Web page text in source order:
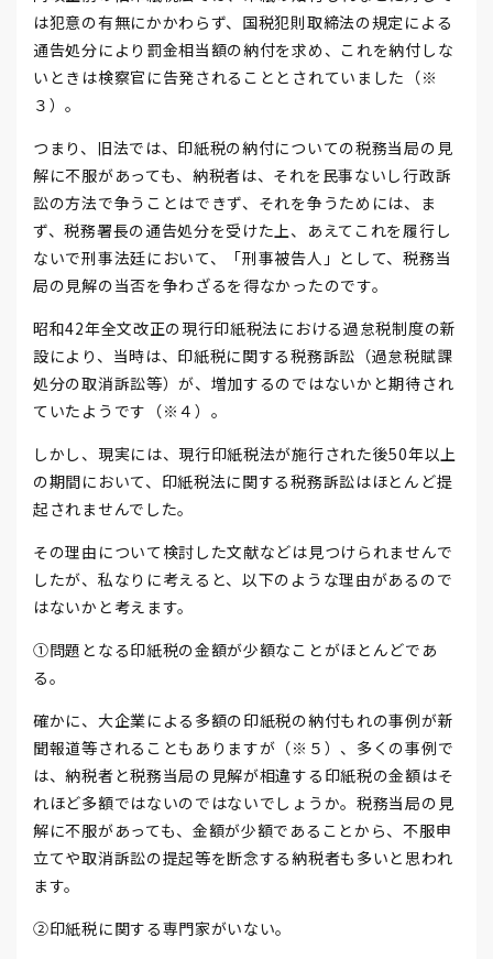
は犯意の有無にかかわらず、国税犯則取締法の規定による
通告処分により罰金相当額の納付を求め、これを納付しな
いときは検察官に告発されることとされていました（※
３）。
つまり、旧法では、印紙税の納付についての税務当局の見
解に不服があっても、納税者は、それを民事ないし行政訴
訟の方法で争うことはできず、それを争うためには、ま
ず、税務署長の通告処分を受けた上、あえてこれを履行し
ないで刑事法廷において、「刑事被告人」として、税務当
局の見解の当否を争わざるを得なかったのです。
昭和42年全文改正の現行印紙税法における過怠税制度の新
設により、当時は、印紙税に関する税務訴訟（過怠税賦課
処分の取消訴訟等）が、増加するのではないかと期待され
ていたようです（※４）。
しかし、現実には、現行印紙税法が施行された後50年以上
の期間において、印紙税法に関する税務訴訟はほとんど提
起されませんでした。
その理由について検討した文献などは見つけられませんで
したが、私なりに考えると、以下のような理由があるので
はないかと考えます。
①問題となる印紙税の金額が少額なことがほとんどであ
る。
確かに、大企業による多額の印紙税の納付もれの事例が新
聞報道等されることもありますが（※５）、多くの事例で
は、納税者と税務当局の見解が相違する印紙税の金額はそ
れほど多額ではないのではないでしょうか。税務当局の見
解に不服があっても、金額が少額であることから、不服申
立てや取消訴訟の提起等を断念する納税者も多いと思われ
ます。
②印紙税に関する専門家がいない。